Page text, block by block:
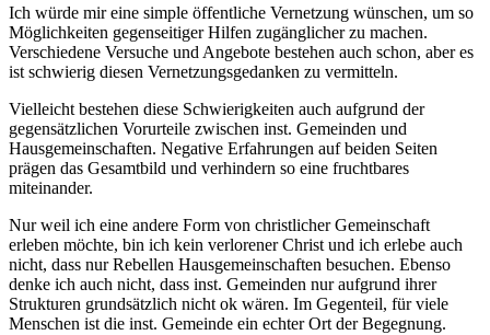
Ich würde mir eine simple öffentliche Vernetzung wünschen, um so
Möglichkeiten gegenseitiger Hilfen zugänglicher zu machen.
Verschiedene Versuche und Angebote bestehen auch schon, aber es
ist schwierig diesen Vernetzungsgedanken zu vermitteln.
Vielleicht bestehen diese Schwierigkeiten auch aufgrund der
gegensätzlichen Vorurteile zwischen inst. Gemeinden und
Hausgemeinschaften. Negative Erfahrungen auf beiden Seiten
prägen das Gesamtbild und verhindern so eine fruchtbares
miteinander.
Nur weil ich eine andere Form von christlicher Gemeinschaft
erleben möchte, bin ich kein verlorener Christ und ich erlebe auch
nicht, dass nur Rebellen Hausgemeinschaften besuchen. Ebenso
denke ich auch nicht, dass inst. Gemeinden nur aufgrund ihrer
Strukturen grundsätzlich nicht ok wären. Im Gegenteil, für viele
Menschen ist die inst. Gemeinde ein echter Ort der Begegnung.